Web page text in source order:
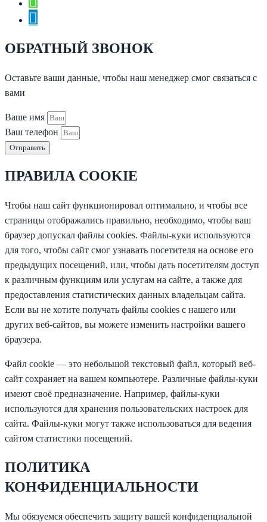
ОБРАТНЫЙ ЗВОНОК
Оставьте ваши данные, чтобы наш менеджер смог связаться с
вами
Ваше имя
Ваш телефон
Отправить
ПРАВИЛА COOKIE
Чтобы наш сайт функционировал оптимально, и чтобы все
страницы отображались правильно, необходимо, чтобы ваш
браузер допускал файлы cookies. Файлы-куки используются
для того, чтобы сайт смог узнавать посетителя на основе его
предыдущих посещений, или, чтобы дать посетителям доступ
к различным функциям или услугам на сайте, а также для
предоставления статистических данных владельцам сайта.
Если вы не хотите получать файлы cookies с нашего или
других веб-сайтов, вы можете изменить настройки вашего
браузера.
Файл cookie — это небольшой текстовый файл, который веб-
сайт сохраняет на вашем компьютере. Различные файлы-куки
имеют своё предназначение. Например, файлы-куки
используются для хранения пользовательских настроек для
сайта. Файлы-куки могут также использоваться для ведения
сайтом статистики посещений.
ПОЛИТИКА
КОНФИДЕНЦИАЛЬНОСТИ
Мы обязуемся обеспечить защиту вашей конфиденциальной